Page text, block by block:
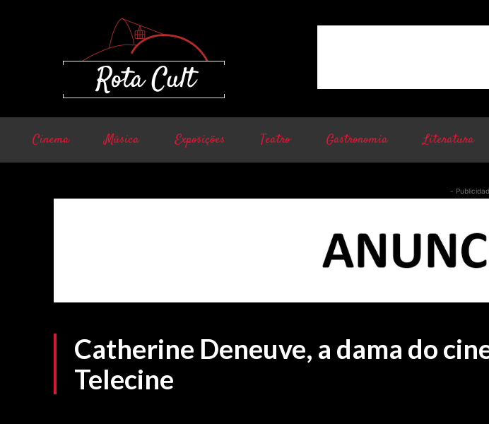
Cinema Música Exposições Teatro Gastronomia Literatura
-
Catherine Deneuve, a dama do
Telecine